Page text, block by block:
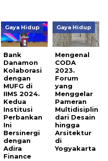
Gaya Hidup
Bank
Danamon
Kolaborasi
dengan
MUFG di
IIMS 2024.
Kedua
Institusi
Perbankan
Ini
Bersinergi
dengan
Adira
Finance
Gaya Hidup
Mengenal
CODA
2023.
Forum
yang
Menggelar
Pameran
Multidisiplin
dari Desain
hingga
Arsitektur
di
Yogyakarta